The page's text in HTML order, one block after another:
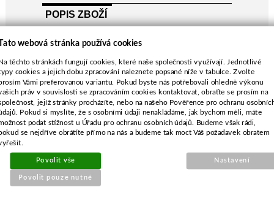
POPIS ZBOŽÍ
průměr středu-6-ti hvězda
rozteč-63,5 mm
průměr vnějších děr-8,2 mm
MTD, Yardman Mini Rider sečení 24"/60 cm
MTD SMART 60RDE
SOUVISEJÍCÍ PRODUKTY
webová stránka používá cookies
těchto stránkách fungují cookies, které naše společnosti využívají. Jednotlivé
cookies a jejich dobu zpracování naleznete popsané níže v tabulce. Zvolte
Vámi preferovanou variantu. Pokud byste nás potřebovali ohledně výkonu
práv v souvislosti se zpracováním cookies kontaktovat, obraťte se prosím na
jejíž stránky procházíte, nebo na našeho Pověřence pro ochranu
Pokud si myslíte, že s osobními údaji nenakládáme, jak bychom měli, máte
podat stížnost u Úřadu pro ochranu osobních údajů. Budeme však rádi,
se nejdříve obrátíte přímo na nás a budeme tak moct Váš požadavek obratem
Povolit vše
Povolit pouze nutné
Nastavení